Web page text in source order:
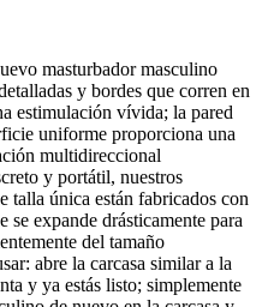
masturbador masculino
y bordes que corren en
estimulación vívida; la pared
uniforme proporciona una
multidireccional
y portátil, nuestros
talla única están fabricados con
se expande drásticamente para
del tamaño
abre la carcasa similar a la
y ya estás listo; simplemente